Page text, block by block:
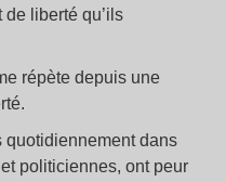
de liberté qu’ils
répète depuis une
quotidiennement dans
politiciennes, ont peur